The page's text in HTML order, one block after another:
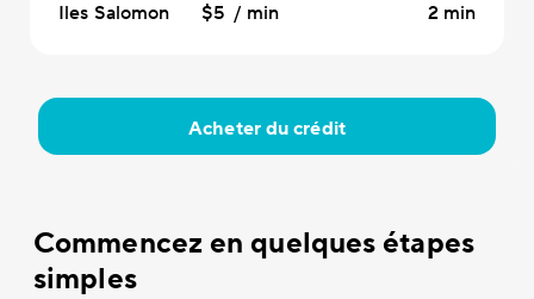
Iles Salomon $5 / min 2 min
Acheter du crédit
Commencez en quelques étapes
simples